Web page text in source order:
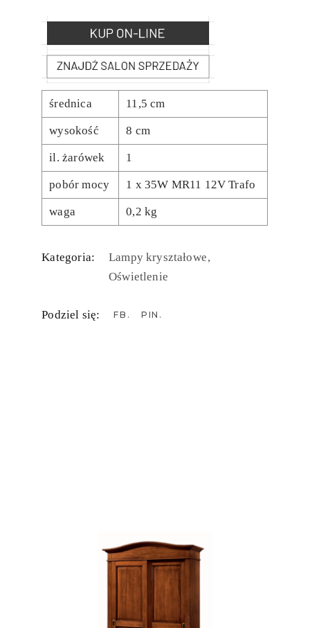
średnica 11,5 cm
wysokość 8 cm
il. żarówek 1
pobór mocy 1 x 35W MR11 12V Trafo
waga 0,2 kg
Kategoria:
Lampy kryształowe
Oświetlenie
Podziel się: FB PIN